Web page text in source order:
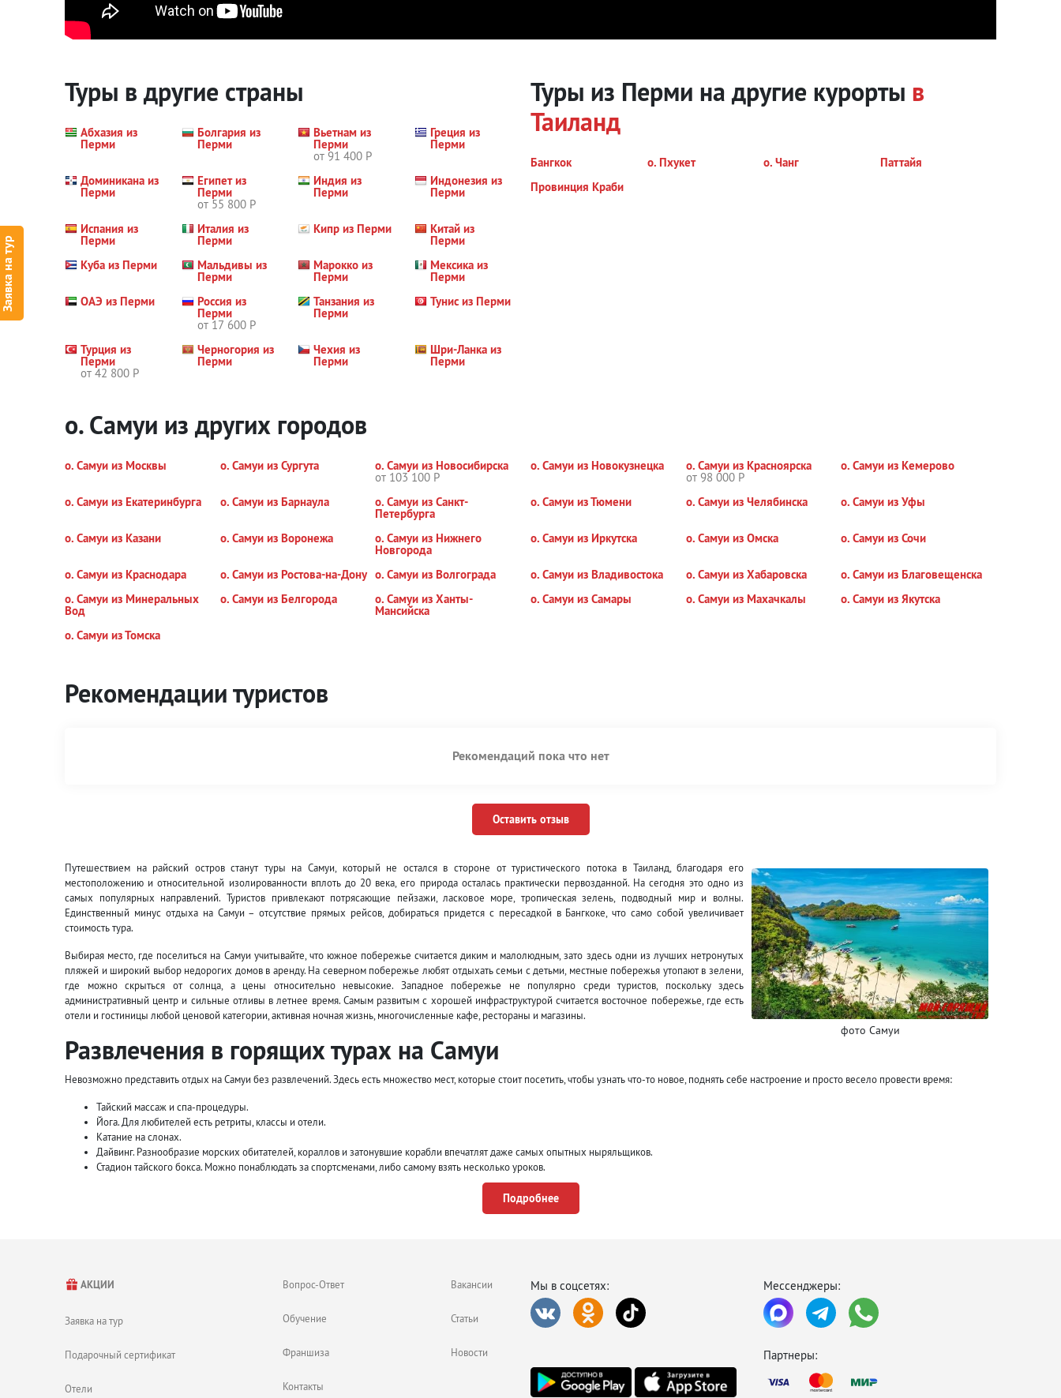
Заявка на тур
Туры в другие страны
Абхазия из
Перми
Болгария из
Перми
Вьетнам из
Перми
от 91 400 Р
Греция из
Перми
Доминикана из
Перми
Египет из
Перми
от 55 800 Р
Индия из
Перми
Индонезия из
Перми
Испания из
Перми
Италия из
Перми
Кипр из Перми Китай из
Перми
Куба из Перми
Мальдивы из
Перми
Марокко из
Перми
Мексика из
Перми
ОАЭ из Перми
Россия из
Перми
от 17 600 Р
Танзания из
Перми
Тунис из Перми
Турция из
Перми
от 42 800 Р
Черногория из
Перми
Чехия из
Перми
Шри-Ланка из
Перми
Туры из Перми на другие курорты в
Таиланд
Бангкок о. Пхукет о. Чанг
Паттайя
Провинция Краби
о. Самуи из других городов
о. Самуи из Москвы о. Самуи из Сургута о. Самуи из Новосибирска
от 103 100 Р
о. Самуи из Новокузнецка о. Самуи из Красноярска
от 98 000 Р
о. Самуи из Кемерово
о. Самуи из Екатеринбурга о. Самуи из Барнаула о. Самуи из Санкт-
Петербурга
о. Самуи из Тюмени о. Самуи из Челябинска о. Самуи из Уфы
о. Самуи из Казани о. Самуи из Воронежа о. Самуи из Нижнего
Новгорода
о. Самуи из Иркутска о. Самуи из Омска о. Самуи из Сочи
о. Самуи из Краснодара о. Самуи из Ростова-на-Дону о. Самуи из Волгограда о. Самуи из Владивостока о. Самуи из Хабаровска
о. Самуи из Благовещенска
о. Самуи из Минеральных
Вод
о. Самуи из Белгорода о. Самуи из Ханты-
Мансийска
о. Самуи из Самары о. Самуи из Махачкалы о. Самуи из Якутска
о. Самуи из Томска
Рекомендации туристов
Рекомендаций пока что нет
Оставить отзыв
фото Самуи
Путешествием на райский остров станут туры на Самуи, который не остался в стороне от туристического потока в Таиланд, благодаря его
местоположению и относительной изолированности вплоть до 20 века, его природа осталась практически первозданной. На сегодня это одно из
самых популярных направлений. Туристов привлекают потрясающие пейзажи, ласковое море, тропическая зелень, подводный мир и волны.
Единственный минус отдыха на Самуи – отсутствие прямых рейсов, добираться придется с пересадкой в Бангкоке, что само собой увеличивает
стоимость тура.
Выбирая место, где поселиться на Самуи учитывайте, что южное побережье считается диким и малолюдным, зато здесь одни из лучших нетронутых
пляжей и широкий выбор недорогих домов в аренду. На северном побережье любят отдыхать семьи с детьми, местные побережья утопают в зелени,
где можно скрыться от солнца, а цены относительно невысокие. Западное побережье не популярно среди туристов, поскольку здесь
административный центр и сильные отливы в летнее время. Самым развитым с хорошей инфраструктурой считается восточное побережье, где есть
отели и гостиницы любой ценовой категории, активная ночная жизнь, многочисленные кафе, рестораны и магазины.
Развлечения в горящих турах на Самуи
Невозможно представить отдых на Самуи без развлечений. Здесь есть множество мест, которые стоит посетить, чтобы узнать что-то новое, поднять себе настроение и просто весело провести время:
Тайский массаж и спа-процедуры.
Йога. Для любителей есть ретриты, классы и отели.
Катание на слонах.
Дайвинг. Разнообразие морских обитателей, кораллов и затонувшие корабли впечатлят даже самых опытных ныряльщиков.
Стадион тайского бокса. Можно понаблюдать за спортсменами, либо самому взять несколько уроков.
Вейкбординг. Один из самых популярных видов спорта, на острове даже есть специальный вейк-лагерь, где любой желающий может им заняться.
Гольф. Есть несколько его разновидностей, от серьезного на большом поле до мини-гольфа и крейзи-гольфа.
Экскурсия в национальный морской парк Ангтонг, включающая прогулку на байдарках и посещение лагуны.
С детьми будет интересно в океанариуме и тигровом зоопарке.
Подробнее
АКЦИИ
Заявка на тур
Подарочный сертификат
Отели
Вопрос-Ответ
Обучение
Франшиза
Контакты
Вакансии
Статьи
Новости
Мы в соцсетях: Мессенджеры:
Партнеры: